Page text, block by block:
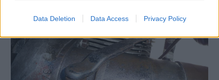
Data Deletion Data Access Privacy Policy